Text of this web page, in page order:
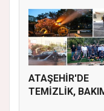
ATAŞEHİR'DE
TEMİZLİK,